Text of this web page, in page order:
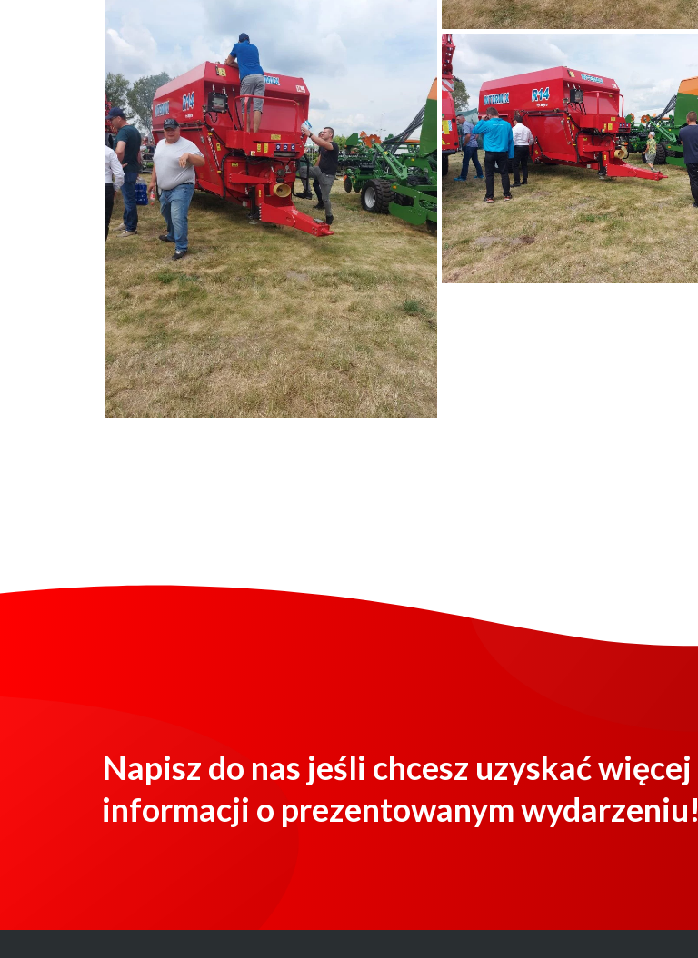
Napisz do nas jeśli chcesz uzyskać więcej
informacji o prezentowanym wydarzeniu!